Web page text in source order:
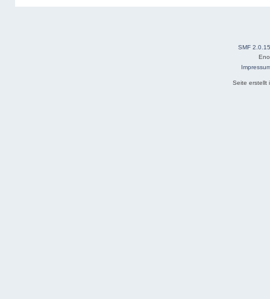
SMF 2.0.15
Seite erstellt